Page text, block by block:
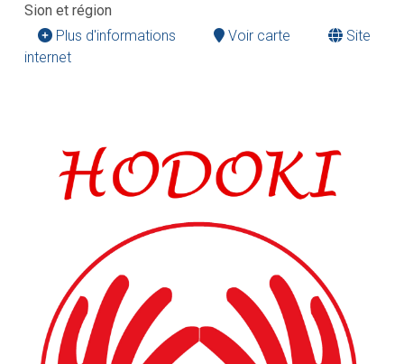
Sion et région
Plus d'informations
Voir carte
Site
internet